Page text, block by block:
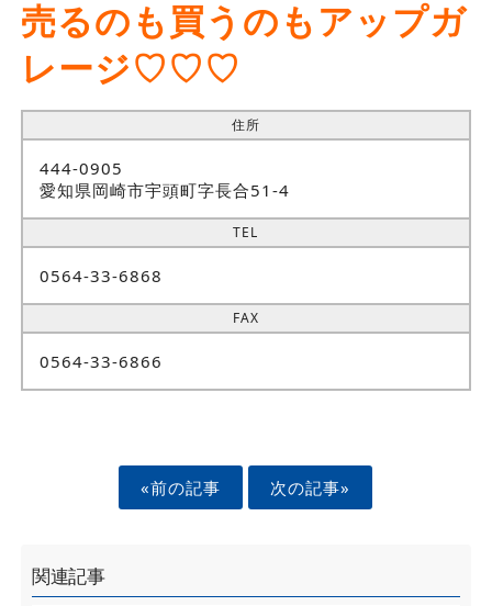
売るのも買うのもアップガ
レージ♡♡♡
住所
444-0905
愛知県岡崎市宇頭町字長合51-4
TEL
0564-33-6868
FAX
0564-33-6866
«前の記事 次の記事»
関連記事